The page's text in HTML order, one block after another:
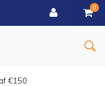
0
€150